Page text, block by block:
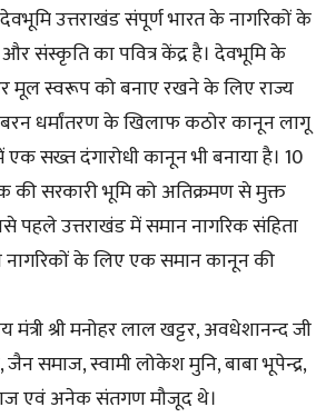
उत्तराखंड संपूर्ण भारत के नागरिकों के
संस्कृति का पवित्र केंद्र है। देवभूमि के
मूल स्वरूप को बनाए रखने के लिए राज्य
धर्मांतरण के खिलाफ कठोर कानून लागू
एक सख्त दंगारोधी कानून भी बनाया है। 10
सरकारी भूमि को अतिक्रमण से मुक्त
पहले उत्तराखंड में समान नागरिक संहिता
के लिए एक समान कानून की
श्री मनोहर लाल खट्टर, अवधेशानन्द जी
समाज, स्वामी लोकेश मुनि, बाबा भूपेन्द्र,
एवं अनेक संतगण मौजूद थे।